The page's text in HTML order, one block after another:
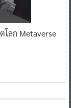
โลก Metaverse